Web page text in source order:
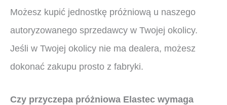
Możesz kupić jednostkę próżniową u naszego
autoryzowanego sprzedawcy w Twojej okolicy.
Jeśli w Twojej okolicy nie ma dealera, możesz
dokonać zakupu prosto z fabryki.
Czy przyczepa próżniowa Elastec wymaga